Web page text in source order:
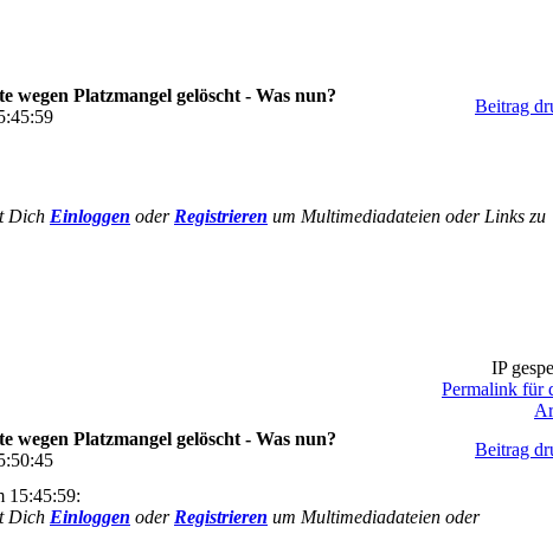
wegen Platzmangel gelöscht - Was nun?
Beitrag
Dich Einloggen oder Registrieren um Multimediadateien oder Links zu
IP
Permalink für
wegen Platzmangel gelöscht - Was nun?
Beitrag
15:45:59:
Dich Einloggen oder Registrieren um Multimediadateien oder